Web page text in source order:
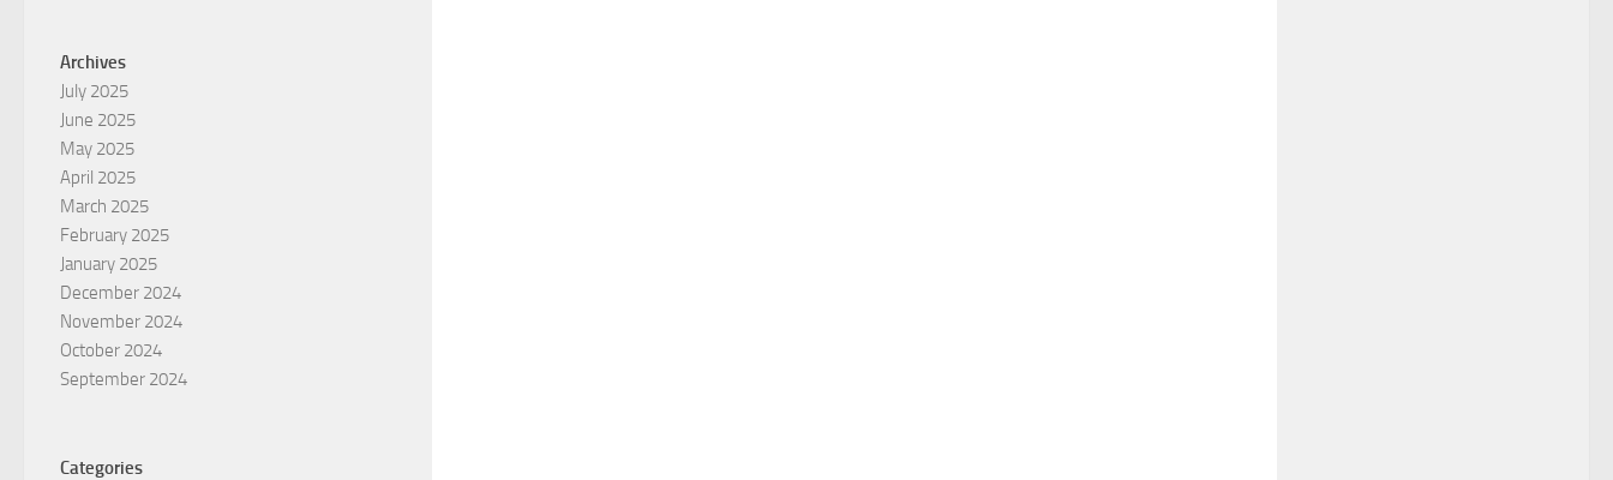
Archives
July 2025
June 2025
May 2025
April 2025
March 2025
February 2025
January 2025
December 2024
November 2024
October 2024
September 2024
Categories